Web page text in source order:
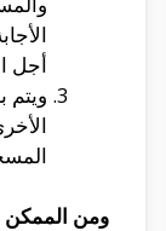
أجل
ويتم
ومن الممكن